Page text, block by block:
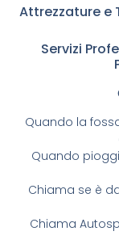
Attrezzature e
Servizi
Quando la
Quando
Chiama se è
Chiama